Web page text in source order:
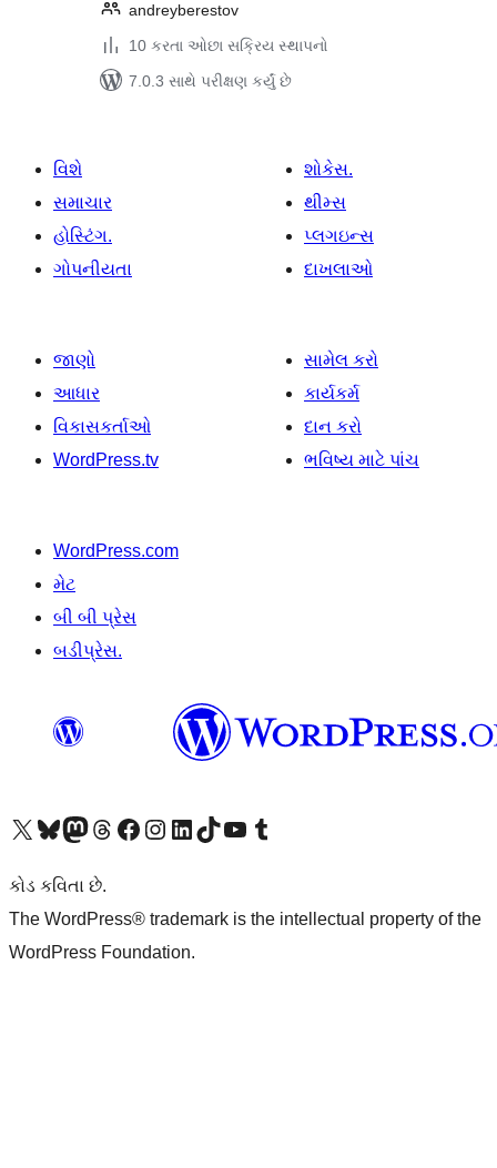
andreyberestov
10 કરતા ઓછા સક્રિય સ્થાપનો
7.0.3 સાથે પરીક્ષણ કર્યું છે
વિશે
સમાચાર
હોસ્ટિંગ.
ગોપનીયતા
શોકેસ.
થીમ્સ
પ્લગઇન્સ
દાખલાઓ
જાણો
આધાર
વિકાસકર્તાઓ
WordPress.tv
સામેલ કરો
કાર્યકર્મ
દાન કરો
ભવિષ્ય માટે પાંચ
WordPress.com
મેટ
બી બી પ્રેસ
બડીપ્રેસ.
અમારા X (અગાઉ ટ્વિટર) એકાઉન્ટની મુલાકાત લોઅમારા Bluesky એકાઉન્ટની મુલાકાત લોઅમારા માસ્ટોડોન એકાઉન્ટની મુલાકાત લોઅમારા Threads એકાઉન્ટની મુલાકાત લો અમારા ફેસબુક પેજની મુલાકાત લોઅમારા ઇન્સ્ટાગ્રામ એકાઉન્ટની મુલાકાત લો અમારા LinkedIn એકાઉન્ટની મુલાકાત લોઅમારા TikTok એકાઉન્ટની મુલાકાત લોઅમારી YouTube ચેનલની મુલાકાત લો અમારા Tumblr એકાઉન્ટની મુલાકાત લો
કોડ કવિતા છે.
The WordPress® trademark is the intellectual property of the
WordPress Foundation.